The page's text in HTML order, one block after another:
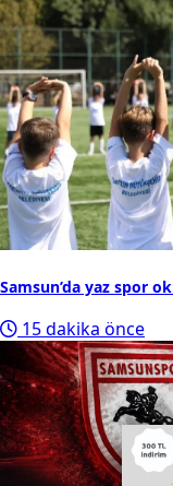
Samsun’da yaz spor
15 dakika önce